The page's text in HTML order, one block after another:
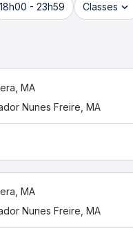
18h00 - 23h59 Classes
MA
Nunes Freire, MA
MA
Nunes Freire, MA